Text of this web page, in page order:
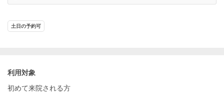
土日の予約可
利用対象
初めて来院される方